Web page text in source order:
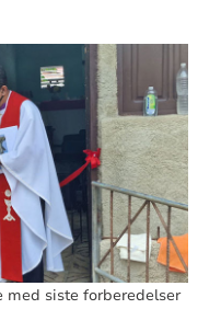
med siste forberedelser